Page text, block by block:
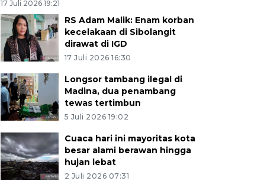
17 Juli 2026 19:21
RS Adam Malik: Enam korban
kecelakaan di Sibolangit
dirawat di IGD
17 Juli 2026 16:30
Longsor tambang ilegal di
Madina, dua penambang
tewas tertimbun
5 Juli 2026 19:02
Cuaca hari ini mayoritas kota
besar alami berawan hingga
hujan lebat
2 Juli 2026 07:31